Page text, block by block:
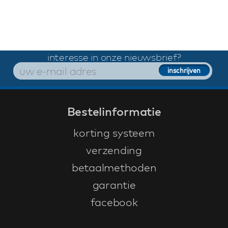
interesse in onze nieuwsbrief?
Bestelinformatie
korting systeem
verzending
betaalmethoden
garantie
facebook